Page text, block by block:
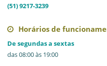
(51) 9217-3239
Horários de
De segundas a sextas
das 08:00 às 19:00